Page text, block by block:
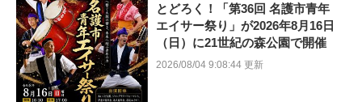
とどろく！「第36回 名護市青年
エイサー祭り」が2026年8月16日
（日）に21世紀の森公園で開催
2026/08/04 9:08:44 更新